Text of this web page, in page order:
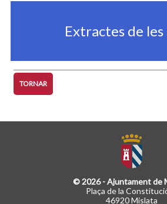
Extractes de les
TORNAR
© 2026 - Ajuntament de
Plaça de la
46920 Mislata